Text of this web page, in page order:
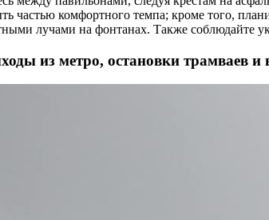
частью комфортного темпа; кроме того,
лучами на фонтанах. Также соблюдайте
из метро, остановки трамваев и